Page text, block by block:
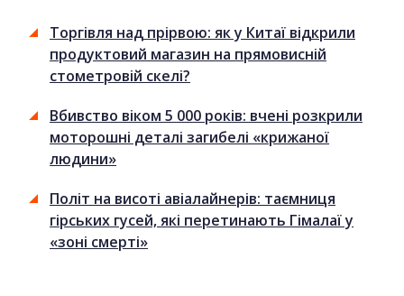
Торгівля над прірвою: як у Китаї відкрили
продуктовий магазин на прямовисній
стометровій скелі?
Вбивство віком 5 000 років: вчені розкрили
моторошні деталі загибелі «крижаної
людини»
Політ на висоті авіалайнерів: таємниця
гірських гусей, які перетинають Гімалаї у
«зоні смерті»